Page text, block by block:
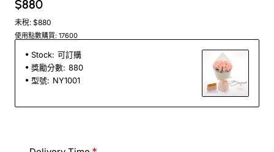
$880
未稅: $880
使用點數購買: 17600
Stock: 可訂購
獎勵分數: 880
型號: NY1001